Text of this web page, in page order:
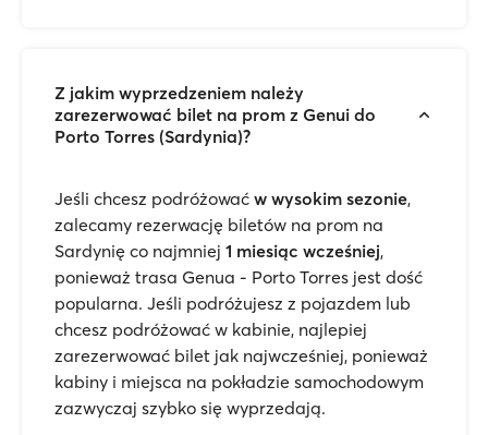
Z jakim wyprzedzeniem należy
zarezerwować bilet na prom z Genui do
Porto Torres (Sardynia)?
Jeśli chcesz podróżować w wysokim sezonie,
zalecamy rezerwację biletów na prom na
Sardynię co najmniej 1 miesiąc wcześniej,
ponieważ trasa Genua - Porto Torres jest dość
popularna. Jeśli podróżujesz z pojazdem lub
chcesz podróżować w kabinie, najlepiej
zarezerwować bilet jak najwcześniej, ponieważ
kabiny i miejsca na pokładzie samochodowym
zazwyczaj szybko się wyprzedają.